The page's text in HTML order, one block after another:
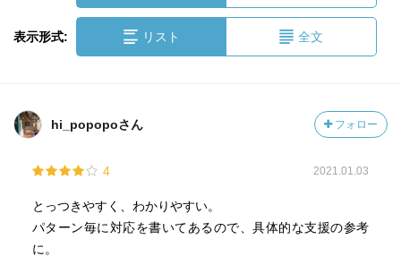
表示形式: リスト 全文
hi_popopoさん フォロー
4 2021.01.03
とっつきやすく、わかりやすい。
パターン毎に対応を書いてあるので、具体的な支援の参考
に。